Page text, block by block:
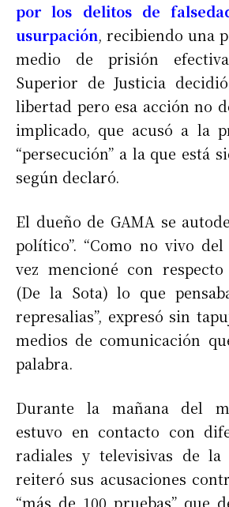
por los delitos de
usurpación, recibiendo una
medio de prisión
Superior de Justicia
libertad pero esa acción no
implicado, que acusó a la
“persecución” a la que está
según declaró.
El dueño de GAMA se
político”. “Como no vivo
vez mencioné con
(De la Sota) lo que
represalias”, expresó sin
medios de comunicación
palabra.
Durante la mañana del
estuvo en contacto con
radiales y televisivas de la
reiteró sus acusaciones
“más de 100 pruebas” que